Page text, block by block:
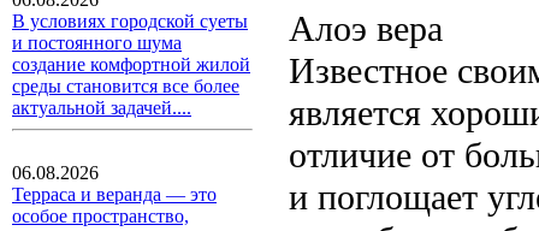
В условиях городской суеты
и постоянного шума
создание комфортной жилой
среды становится все более
актуальной задачей....
06.08.2026
Терраса и веранда — это
особое пространство,
Алоэ вера
Известное
является
отличие от
и поглощает